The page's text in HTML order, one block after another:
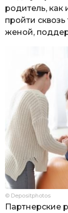
родитель,
пройти
женой,
© Depositphotos
Партнерские